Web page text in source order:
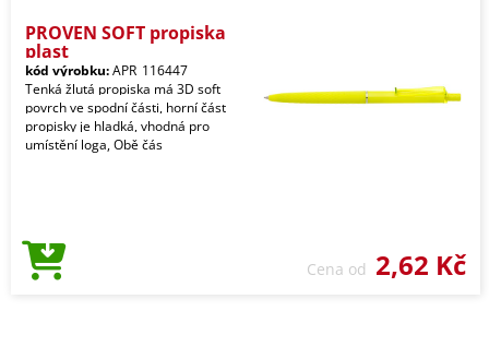
PROVEN SOFT propiska
plast
kód výrobku:APR_116447
Tenká žlutá propiska má 3D soft
povrch ve spodní části, horní část
propisky je hladká, vhodná pro
umístění loga, Obě čás
Cena od 2,62 Kč